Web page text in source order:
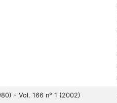
- Vol. 166 n° 1 (2002)